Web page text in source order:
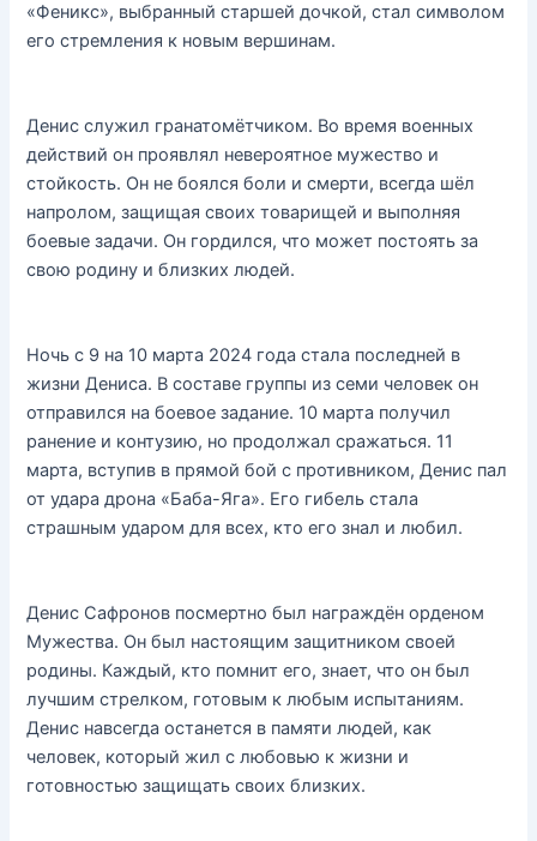
«Феникс», выбранный старшей дочкой, стал символом
его стремления к новым вершинам.
Денис служил гранатомётчиком. Во время военных
действий он проявлял невероятное мужество и
стойкость. Он не боялся боли и смерти, всегда шёл
напролом, защищая своих товарищей и выполняя
боевые задачи. Он гордился, что может постоять за
свою родину и близких людей.
Ночь с 9 на 10 марта 2024 года стала последней в
жизни Дениса. В составе группы из семи человек он
отправился на боевое задание. 10 марта получил
ранение и контузию, но продолжал сражаться. 11
марта, вступив в прямой бой с противником, Денис пал
от удара дрона «Баба-Яга». Его гибель стала
страшным ударом для всех, кто его знал и любил.
Денис Сафронов посмертно был награждён орденом
Мужества. Он был настоящим защитником своей
родины. Каждый, кто помнит его, знает, что он был
лучшим стрелком, готовым к любым испытаниям.
Денис навсегда останется в памяти людей, как
человек, который жил с любовью к жизни и
готовностью защищать своих близких.